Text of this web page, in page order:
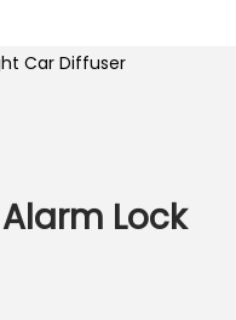
Car Diffuser
Lock